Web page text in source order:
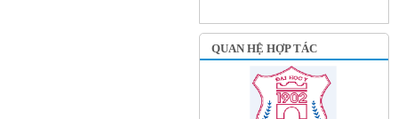
QUAN HỆ HỢP TÁC